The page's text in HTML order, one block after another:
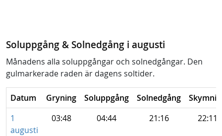
Soluppgång & Solnedgång i augusti
Månadens alla soluppgångar och solnedgångar. Den
gulmarkerade raden är dagens soltider.
Datum Gryning Soluppgång Solnedgång
1
augusti
03:48 04:44 21:16 22:11